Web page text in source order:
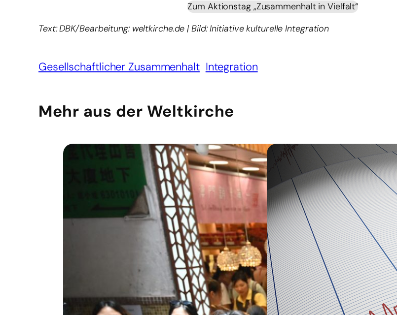
Zum Aktionstag „Zusammenhalt in Vielfalt“
Text: DBK/Bearbeitung: weltkirche.de | Bild: Initiative kulturelle Integration
Gesellschaftlicher Zusammenhalt Integration
Mehr aus der Weltkirche